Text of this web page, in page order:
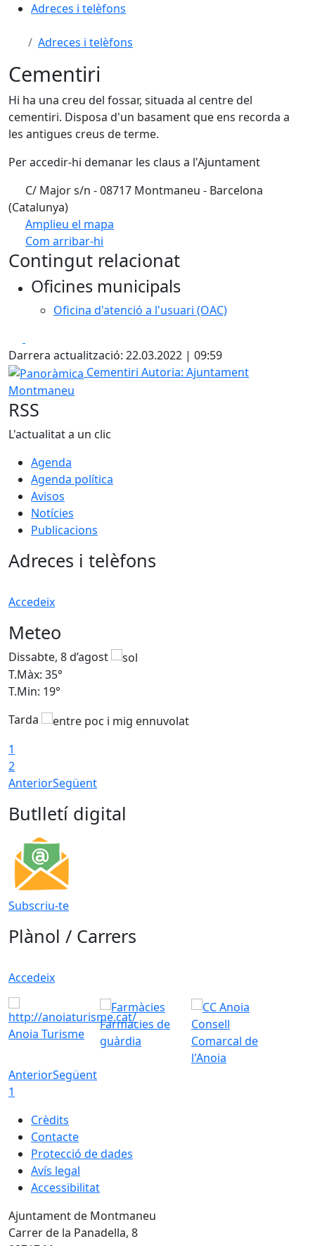
Adreces i telèfons
Adreces i telèfons
Cementiri
Hi ha una creu del fossar, situada al centre del
cementiri. Disposa d'un basament que ens recorda a
les antigues creus de terme.
Per accedir-hi demanar les claus a l'Ajuntament
C/ Major s/n - 08717 Montmaneu - Barcelona
(Catalunya)
Amplieu el mapa
Com arribar-hi
+
−
Contingut relacionat
Oficines municipals
Oficina d'atenció a l'usuari (OAC)
Darrera actualització: 22.03.2022 | 09:59
Panoràmica
Cementiri Autoria: Ajuntament
Montmaneu
RSS
L'actualitat a un clic
Agenda
Agenda política
Avisos
Notícies
Publicacions
Adreces i telèfons
Accedeix
Meteo
Dissabte, 8 d’agost
T.Màx: 35°
T.Min: 19°
Tarda
1
2
AnteriorSegüent
Butlletí digital
Subscriu-te
Plànol / Carrers
Accedeix
Anoia Turisme
Farmàcies de
guàrdia
Consell
Comarcal de
l'Anoia
AnteriorSegüent
1
Crèdits
Contacte
Protecció de dades
Avís legal
Accessibilitat
Ajuntament de Montmaneu
Carrer de la Panadella, 8